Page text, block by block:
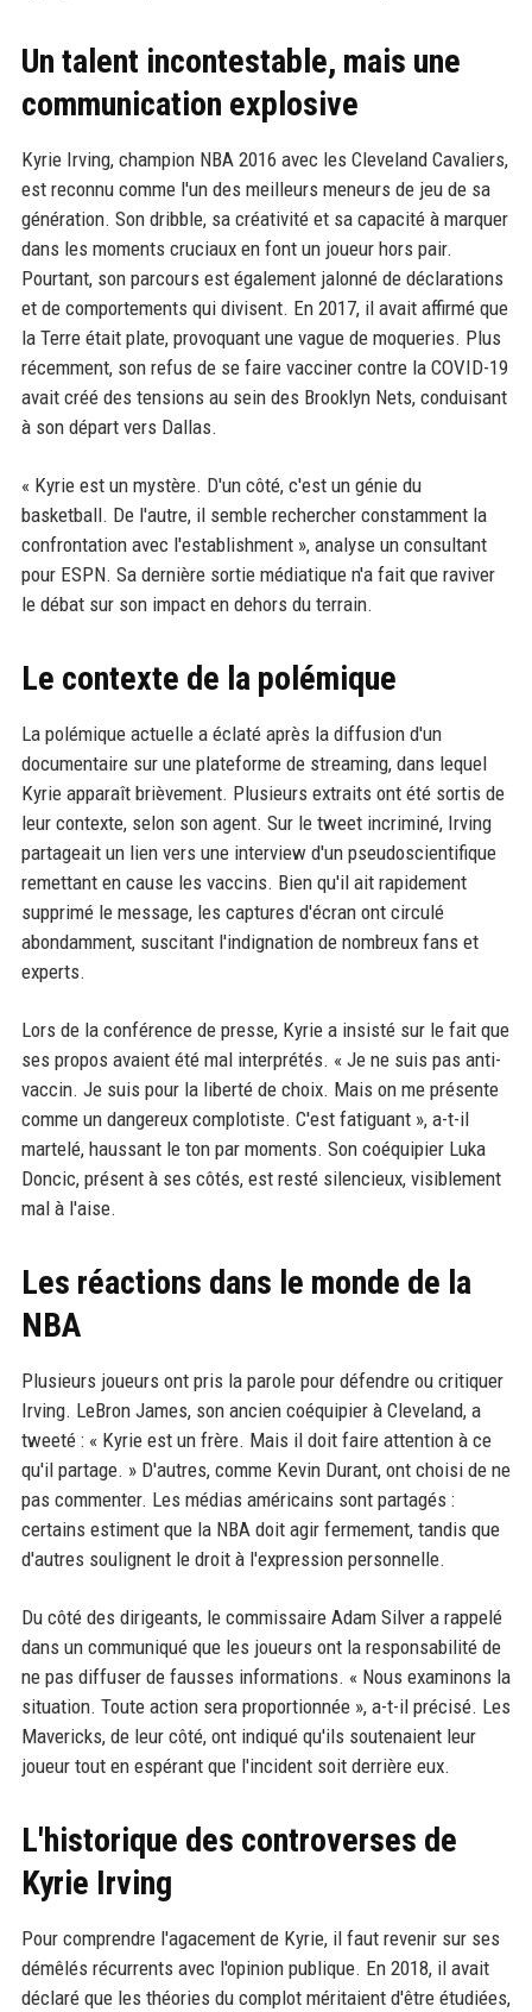
Un talent incontestable, mais une
communication explosive
Kyrie Irving, champion NBA 2016 avec les Cleveland Cavaliers,
est reconnu comme l'un des meilleurs meneurs de jeu de sa
génération. Son dribble, sa créativité et sa capacité à marquer
dans les moments cruciaux en font un joueur hors pair.
Pourtant, son parcours est également jalonné de déclarations
et de comportements qui divisent. En 2017, il avait affirmé que
la Terre était plate, provoquant une vague de moqueries. Plus
récemment, son refus de se faire vacciner contre la COVID-19
avait créé des tensions au sein des Brooklyn Nets, conduisant
à son départ vers Dallas.
« Kyrie est un mystère. D'un côté, c'est un génie du
basketball. De l'autre, il semble rechercher constamment la
confrontation avec l'establishment », analyse un consultant
pour ESPN. Sa dernière sortie médiatique n'a fait que raviver
le débat sur son impact en dehors du terrain.
Le contexte de la polémique
La polémique actuelle a éclaté après la diffusion d'un
documentaire sur une plateforme de streaming, dans lequel
Kyrie apparaît brièvement. Plusieurs extraits ont été sortis de
leur contexte, selon son agent. Sur le tweet incriminé, Irving
partageait un lien vers une interview d'un pseudoscientifique
remettant en cause les vaccins. Bien qu'il ait rapidement
supprimé le message, les captures d'écran ont circulé
abondamment, suscitant l'indignation de nombreux fans et
experts.
Lors de la conférence de presse, Kyrie a insisté sur le fait que
ses propos avaient été mal interprétés. « Je ne suis pas anti-
vaccin. Je suis pour la liberté de choix. Mais on me présente
comme un dangereux complotiste. C'est fatiguant », a-t-il
martelé, haussant le ton par moments. Son coéquipier Luka
Doncic, présent à ses côtés, est resté silencieux, visiblement
mal à l'aise.
Les réactions dans le monde de la
NBA
Plusieurs joueurs ont pris la parole pour défendre ou critiquer
Irving. LeBron James, son ancien coéquipier à Cleveland, a
tweeté : « Kyrie est un frère. Mais il doit faire attention à ce
qu'il partage. » D'autres, comme Kevin Durant, ont choisi de ne
pas commenter. Les médias américains sont partagés :
certains estiment que la NBA doit agir fermement, tandis que
d'autres soulignent le droit à l'expression personnelle.
Du côté des dirigeants, le commissaire Adam Silver a rappelé
dans un communiqué que les joueurs ont la responsabilité de
ne pas diffuser de fausses informations. « Nous examinons la
situation. Toute action sera proportionnée », a-t-il précisé. Les
Mavericks, de leur côté, ont indiqué qu'ils soutenaient leur
joueur tout en espérant que l'incident soit derrière eux.
L'historique des controverses de
Kyrie Irving
Pour comprendre l'agacement de Kyrie, il faut revenir sur ses
démêlés récurrents avec l'opinion publique. En 2018, il avait
déclaré que les théories du complot méritaient d'être étudiées,